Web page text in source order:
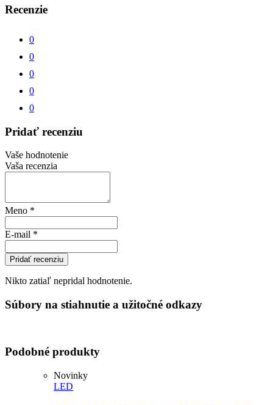
Recenzie
0
0
0
0
0
Pridať recenziu
Vaše hodnotenie
Vaša recenzia
Meno *
E-mail *
Pridať recenziu
Nikto zatiaľ nepridal hodnotenie.
Súbory na stiahnutie a užitočné odkazy
Podobné produkty
Novinky
LED